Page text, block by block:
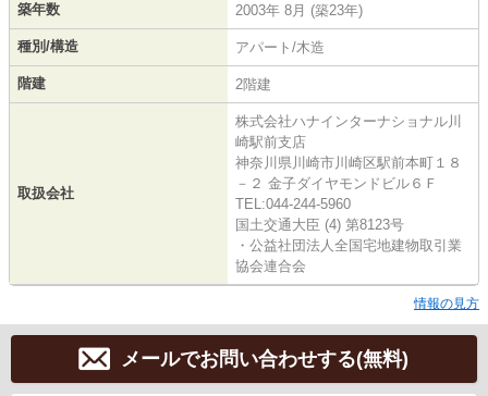
築年数 2003年 8月 (築23年)
種別/構造 アパート/木造
階建 2階建
取扱会社
株式会社ハナインターナショナル川
崎駅前支店
神奈川県川崎市川崎区駅前本町１８
－２ 金子ダイヤモンドビル６Ｆ
TEL:044-244-5960
国土交通大臣 (4) 第8123号
・公益社団法人全国宅地建物取引業
協会連合会
情報の見方
メールでお問い合わせする(無料)